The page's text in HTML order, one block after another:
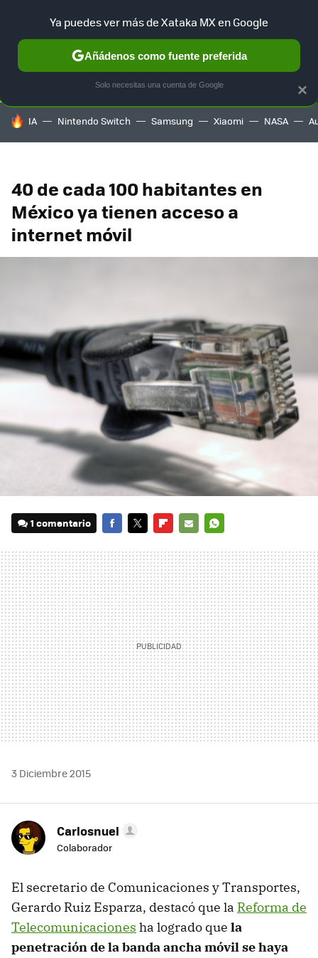
SELECCIÓN GAMING HOME AUTO TERRITORIO
HOY SE HABLA DE
IA Nintendo Switch Samsung Xiaomi NASA
40 de cada 100 habitantes en
México ya tienen acceso a
internet móvil
1 comentario
MAIL
3 Diciembre 2015
Carlosnuel
Colaborador
El secretario de Comunicaciones y Transportes,
Gerardo Ruiz Esparza, destacó que la Reforma de
Telecomunicaciones ha logrado que la
penetración de la banda ancha móvil se haya
×
Ya puedes ver más de Xataka MX en Google
Añádenos como fuente preferida
Solo necesitas una cuenta de Google